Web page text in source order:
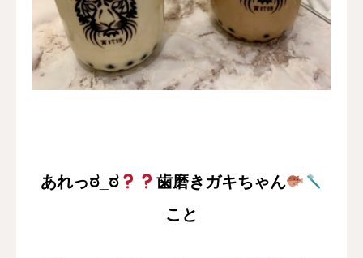
あれっಠ_ಠ
歯磨きガキちゃん
こと